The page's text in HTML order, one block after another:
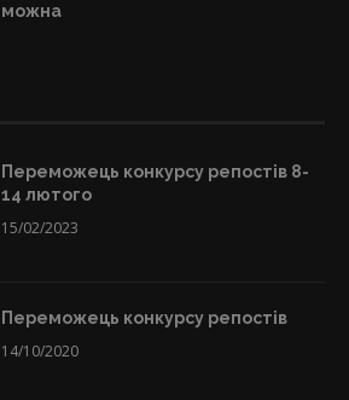
можна
Переможець конкурсу репостів 8-
14 лютого
15/02/2023
Переможець конкурсу репостів
14/10/2020